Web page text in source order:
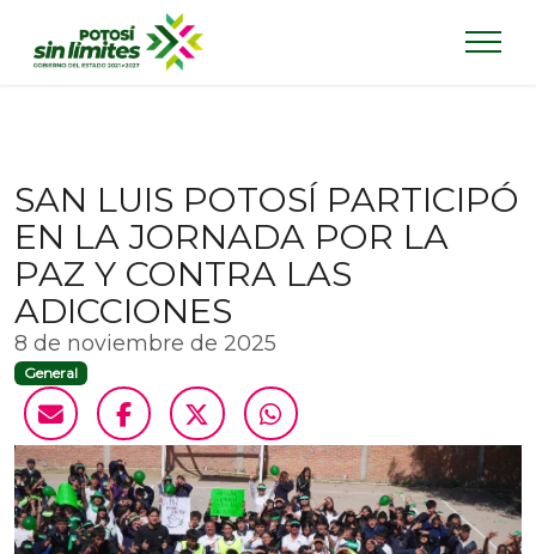
SAN LUIS POTOSÍ PARTICIPÓ
EN LA JORNADA POR LA
PAZ Y CONTRA LAS
ADICCIONES
8 de noviembre de 2025
General